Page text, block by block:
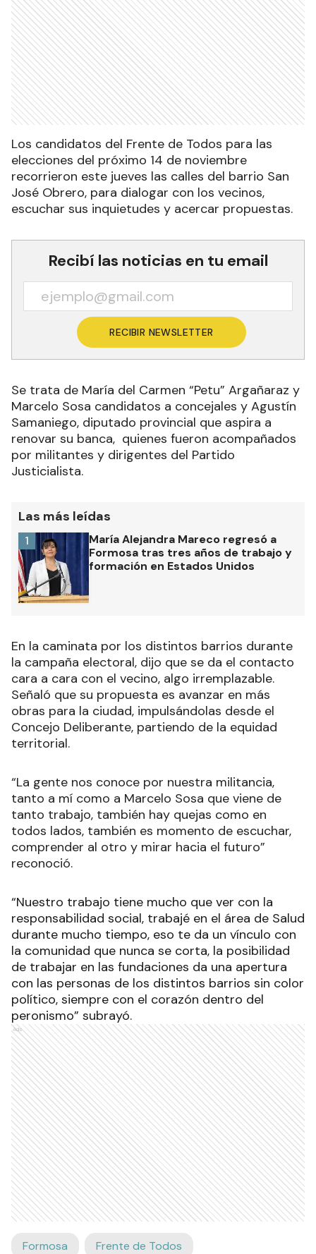
Los candidatos del Frente de Todos para las
elecciones del próximo 14 de noviembre
recorrieron este jueves las calles del barrio San
José Obrero, para dialogar con los vecinos,
escuchar sus inquietudes y acercar propuestas.
Recibí las noticias en tu email
RECIBIR NEWSLETTER
Se trata de María del Carmen “Petu” Argañaraz y
Marcelo Sosa candidatos a concejales y Agustín
Samaniego, diputado provincial que aspira a
renovar su banca, quienes fueron acompañados
por militantes y dirigentes del Partido
Justicialista.
Las más leídas
María Alejandra Mareco regresó a
Formosa tras tres años de trabajo y
formación en Estados Unidos
1
En la caminata por los distintos barrios durante
la campaña electoral, dijo que se da el contacto
cara a cara con el vecino, algo irremplazable.
Señaló que su propuesta es avanzar en más
obras para la ciudad, impulsándolas desde el
Concejo Deliberante, partiendo de la equidad
territorial.
“La gente nos conoce por nuestra militancia,
tanto a mí como a Marcelo Sosa que viene de
tanto trabajo, también hay quejas como en
todos lados, también es momento de escuchar,
comprender al otro y mirar hacia el futuro”
reconoció.
“Nuestro trabajo tiene mucho que ver con la
responsabilidad social, trabajé en el área de Salud
durante mucho tiempo, eso te da un vínculo con
la comunidad que nunca se corta, la posibilidad
de trabajar en las fundaciones da una apertura
con las personas de los distintos barrios sin color
político, siempre con el corazón dentro del
peronismo” subrayó.
Ads
Formosa Frente de Todos